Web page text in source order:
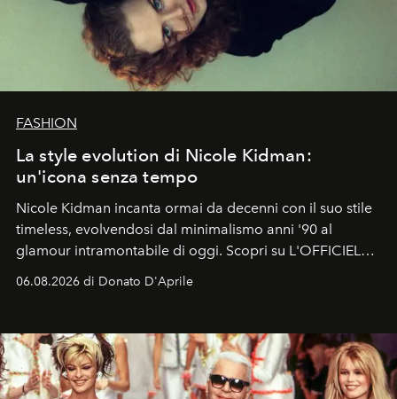
FASHION
La style evolution di Nicole Kidman:
un'icona senza tempo
Nicole Kidman incanta ormai da decenni con il suo stile
timeless, evolvendosi dal minimalismo anni '90 al
glamour intramontabile di oggi. Scopri su L'OFFICIEL
Italia la sua style evolution.
06.08.2026 di Donato D'Aprile